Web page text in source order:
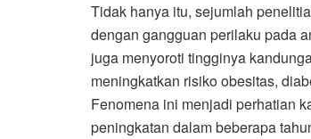
Tidak hanya itu, sejumlah
dengan gangguan perilaku pada
juga menyoroti tingginya
meningkatkan risiko obesitas,
Fenomena ini menjadi perhatian
peningkatan dalam beberapa